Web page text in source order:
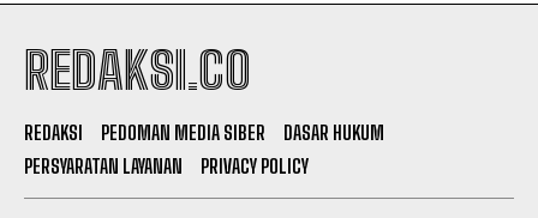
REDAKSI.CO
REDAKSI PEDOMAN MEDIA SIBER
DASAR HUKUM
PERSYARATAN LAYANAN
PRIVACY POLICY